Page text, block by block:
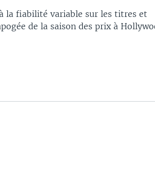
la fiabilité variable sur les titres et
de la saison des prix à